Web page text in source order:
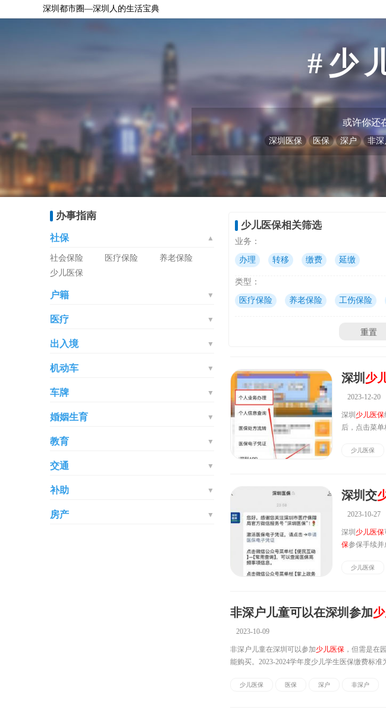
深圳都市圈—深圳人的生活宝典
少
或许你还
深圳医保 医保 深户 非深
办事指南
社保 ▲
社会保险 医疗保险
养老保险
少儿医保
户籍 ▼
医疗 ▼
出入境 ▼
机动车 ▼
车牌 ▼
婚姻生育 ▼
教育 ▼
交通 ▼
补助 ▼
房产 ▼
少儿医保相关筛选
业务：
办理 转移 缴费 延缴
类型：
医疗保险 养老保险 工伤保险
重置
深圳 少
2023-12-20
深圳 少儿医保
后，点击菜
步：微信进
少儿医保
深圳交
2023-10-27
深圳 少儿医保
保参保手续
参保人个人
少儿医保
非深户儿童可以在深圳参加
2023-10-09
非深户儿童在深圳可以参加少儿医保 ，但需是在
能购买。2023-2024学年度少儿学生医保缴费标
少儿医保 医保 深户 非深户